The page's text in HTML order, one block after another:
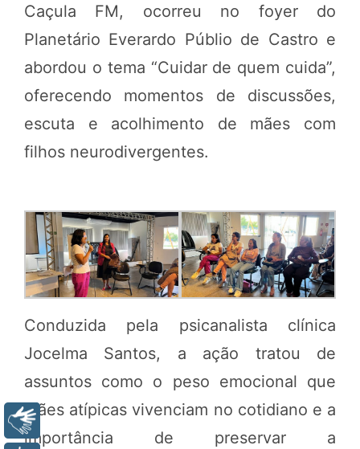
Caçula FM, ocorreu no foyer do
Planetário Everardo Públio de Castro e
abordou o tema “Cuidar de quem cuida”,
oferecendo momentos de discussões,
escuta e acolhimento de mães com
filhos neurodivergentes.
Conduzida pela psicanalista clínica
Jocelma Santos, a ação tratou de
assuntos como o peso emocional que
mães atípicas vivenciam no cotidiano e a
importância de preservar a
Libras